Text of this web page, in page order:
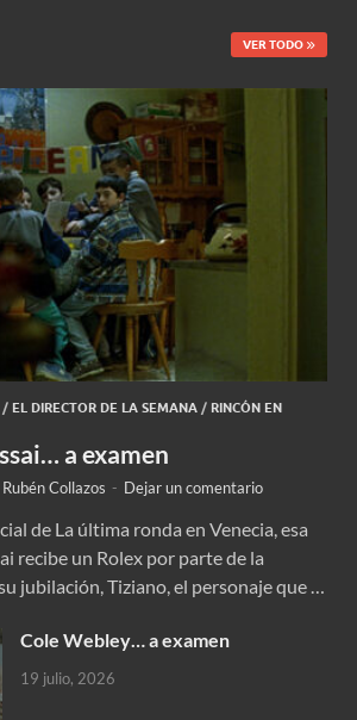
VER TODO
/ EL DIRECTOR DE LA SEMANA / RINCÓN EN
a examen
Rubén Collazos - Dejar un comentario
de La última ronda en Venecia, esa
recibe un Rolex por parte de la
jubilación, Tiziano, el personaje que …
Cole Webley… a examen
19 julio, 2026